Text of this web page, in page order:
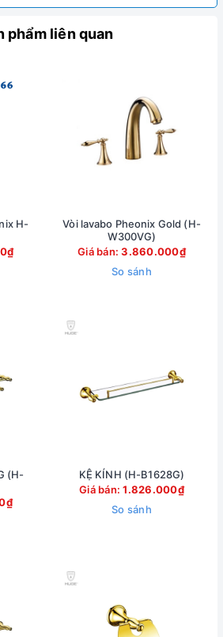
phẩm liên quan
H-
Vòi lavabo Pheonix Gold (H-
W300VG)
Giá bán:3.860.000₫
So sánh
(H-
KỆ KÍNH (H-B1628G)
Giá bán:1.826.000₫
So sánh